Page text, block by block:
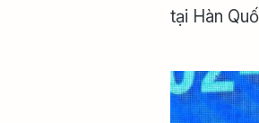
tại Hàn